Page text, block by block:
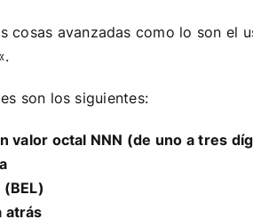
cosas avanzadas como lo son el
son los siguientes:
octal NNN (de uno a tres